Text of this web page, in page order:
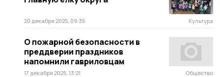
20 декабря 2025, 09:35 Культура
О пожарной безопасности в
преддверии праздников
напомнили гавриловцам
17 декабря 2025, 13:21 Общество